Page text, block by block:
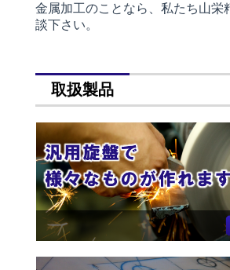
金属加工のことなら、私たち山栄
談下さい。
取扱製品